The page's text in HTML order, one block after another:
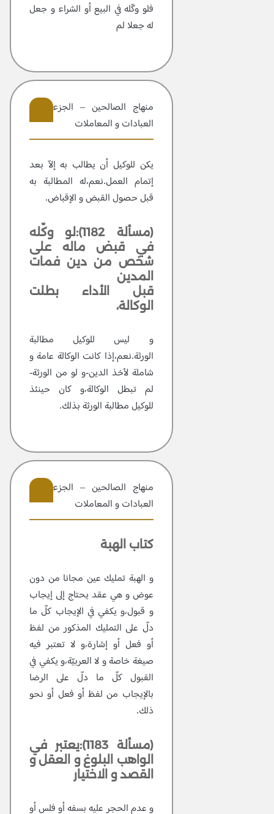
فلو وكّله في البيع أو الشراء و جعل
له جعلا لم
منهاج الصالحين – الجزء 2 –
العبادات و المعاملات
يكن للوكيل أن يطالب به إلاّ بعد
إتمام العمل.نعم،له المطالبة به
قبل حصول القبض و الإقباض.
(مسألة 1182):لو وكّله
في قبض ماله على
شخص من دين فمات
المدين
قبل الأداء بطلت
الوكالة،
و ليس للوكيل مطالبة
الورثة.نعم،إذا كانت الوكالة عامة و
شاملة لأخذ الدين-و لو من الورثة-
لم تبطل الوكالة،و كان حينئذ
للوكيل مطالبة الورثة بذلك.
منهاج الصالحين – الجزء 2 –
العبادات و المعاملات
كتاب الهبة
و الهبة تمليك عين مجانا من دون
عوض و هي عقد يحتاج إلى إيجاب
و قبول،و يكفي في الإيجاب كلّ ما
دلّ على التمليك المذكور من لفظ
أو فعل أو إشارة،و لا تعتبر فيه
صيغة خاصة و لا العربيّة،و يكفي في
القبول كلّ ما دلّ على الرضا
بالإيجاب من لفظ أو فعل أو نحو
ذلك.
(مسألة 1183):يعتبر في
الواهب البلوغ و العقل و
القصد و الاختيار
و عدم الحجر عليه بسفه أو فلس أو